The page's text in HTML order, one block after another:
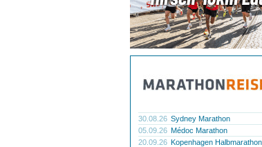
30.08.26 Sydney Marathon
05.09.26 Médoc Marathon
20.09.26 Kopenhagen Halbmarathon